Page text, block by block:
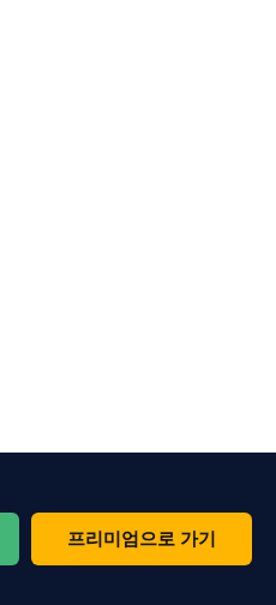
프리미엄으로 가기